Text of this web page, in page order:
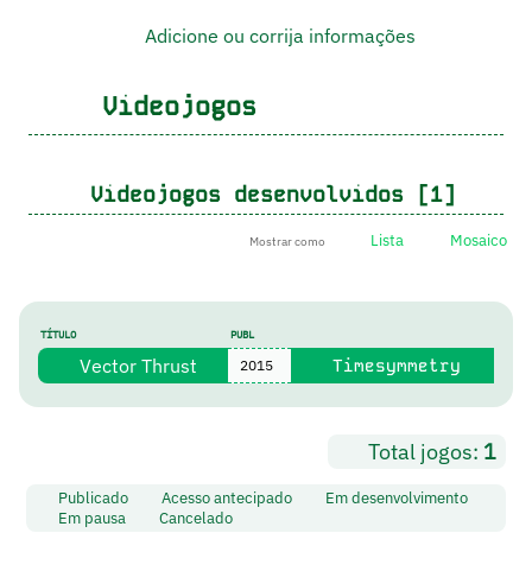
Adicione ou corrija informações
Videojogos
Videojogos desenvolvidos [1]
Mostrar como Lista Mosaico
TÍTULO PUBL
Vector Thrust 2015 Timesymmetry
Total jogos: 1
Publicado Acesso antecipado
Em desenvolvimento
Em pausa
Cancelado